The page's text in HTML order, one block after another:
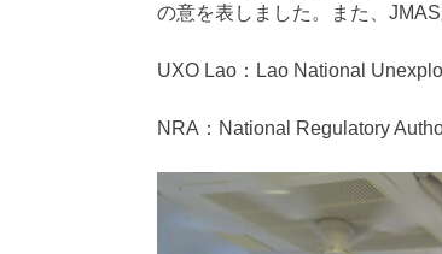
の意を表しました。また、
UXO Lao：Lao National
NRA：National Regulatory